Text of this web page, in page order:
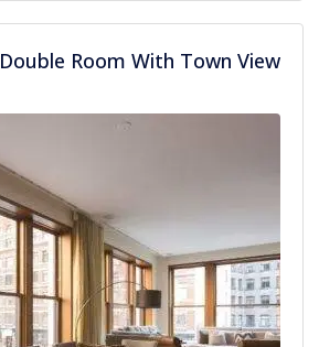
Double Room With Town View